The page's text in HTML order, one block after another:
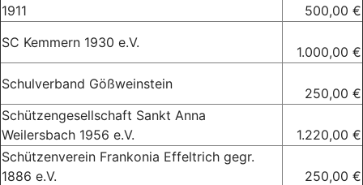
1911
500,00 €
SC Kemmern 1930 e.V.
1.000,00 €
Schulverband Gößweinstein
250,00 €
Schützengesellschaft Sankt Anna
Weilersbach 1956 e.V.
1.220,00 €
Schützenverein Frankonia Effeltrich gegr.
1886 e.V.
250,00 €